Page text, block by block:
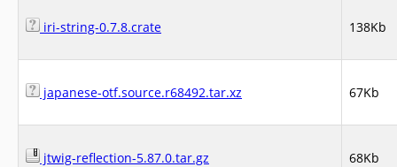
iri-string-0.7.8.crate 138Kb
japanese-otf.source.r68492.tar.xz 67Kb
jtwig-reflection-5.87.0.tar.gz 68Kb